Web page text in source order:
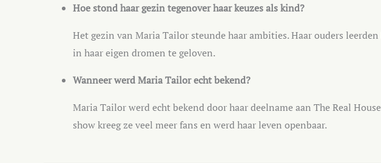
Hoe stond haar gezin tegenover haar keuzes als kind?
Het gezin van Maria Tailor steunde haar ambities. Haar ouders
in haar eigen dromen te geloven.
Wanneer werd Maria Tailor echt bekend?
Maria Tailor werd echt bekend door haar deelname aan The Real
show kreeg ze veel meer fans en werd haar leven openbaar.